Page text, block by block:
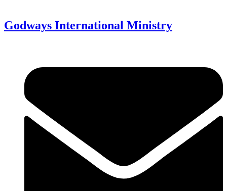
Godways International Ministry